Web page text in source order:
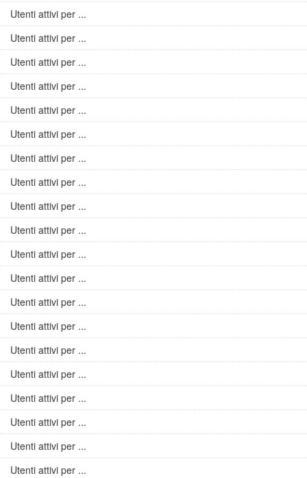
Utenti attivi per ...
Utenti attivi per ...
Utenti attivi per ...
Utenti attivi per ...
Utenti attivi per ...
Utenti attivi per ...
Utenti attivi per ...
Utenti attivi per ...
Utenti attivi per ...
Utenti attivi per ...
Utenti attivi per ...
Utenti attivi per ...
Utenti attivi per ...
Utenti attivi per ...
Utenti attivi per ...
Utenti attivi per ...
Utenti attivi per ...
Utenti attivi per ...
Utenti attivi per ...
Utenti attivi per ...